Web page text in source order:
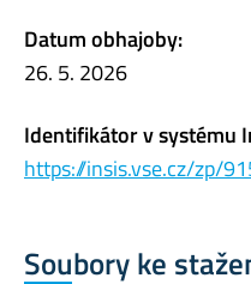
Datum obhajoby:
26. 5. 2026
Identifikátor v systému
https://insis.vse.cz/zp/
Soubory ke